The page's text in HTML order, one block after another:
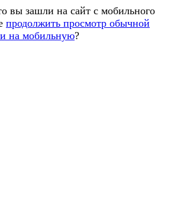
вы зашли на сайт с мобильного
продолжить просмотр обычной
на мобильную?